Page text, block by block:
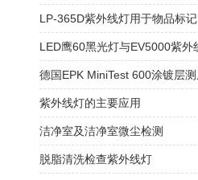
LP-365D紫外线灯用于物品标记
紫外线灯的主要应用
洁净室及洁净室微尘检测
脱脂清洗检查紫外线灯